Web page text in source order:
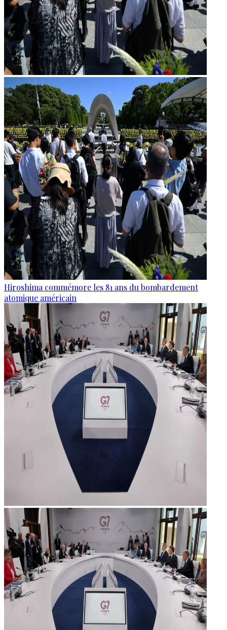
Hiroshima commémore les 81 ans du bombardement
atomique américain